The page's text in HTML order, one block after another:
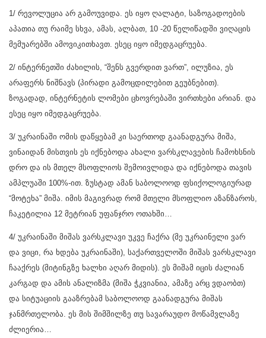
1/ რევოლუცია არ გამოუვიდა. ეს იყო ღალატი, საზოგადოების
აპათია თუ რაიმე სხვა, ამას, ალბათ, 10 -20 წელიწადში ვიღაცის
მემუარებში ამოვიკითხავთ. ესეც იყო იმედგაცრუება.
2/ ინტერნეთში ძახილის, “შენს გვერდით ვართ”, ილუზია, ეს
არაფერს ნიშნავს (პირადი გამოცდილებით გეუბნებით).
ზოგადად, ინტერნეტის ლომები ცხოვრებაში ვირთხები არიან. და
ესეც იყო იმედგაცრუება.
3/ უკრაინაში ომის დაწყებამ კი საერთოდ გაანადგურა მიშა,
ვინაიდან მისთვის ეს იქნებოდა ახალი ვარსკლავების ჩამოხსნის
დრო და ის მთელ მსოფლიოს შემოივლიდა და იქნებოდა თავის
ამპლუაში 100%-ით. ზუსტად ამან საბოლოოდ ფსიქოლოგიურად
“მოტეხა” მიშა. იმის მაგივრად რომ მთელი მსოფლიო აზანზაროს,
ჩაკეტილია 12 მეტრიან უფანჯრო ოთახში…
4/ უკრაინაში მიშას ვარსკლავი უკვე ჩაქრა (მე უკრაინელი ვარ
და ვიცი, რა ხდება უკრაინაში), საქართველოში მიშას ვარსკლავი
ჩააქრეს (მიტინგზე ხალხი აღარ მიდის). ეს მიშამ იცის ძალიან
კარგად და ამის ანალიზმა (მიშა ჭკვიანია, ამაზე არც ვდაობთ)
და სიტუაციის გააზრებამ საბოლოოდ გაანადგურა მიშას
ჯანმრთელობა. ეს მის შიმშილზე თუ სავარაუდო მოწამვლაზე
ძლიერია…